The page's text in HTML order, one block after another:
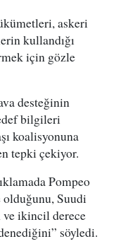
askeri
kullandığı
için gözle
desteğinin
bilgileri
koalisyonuna
tepki çekiyor.
Pompeo
olduğunu, Suudi
ve ikincil derece
söyledi.